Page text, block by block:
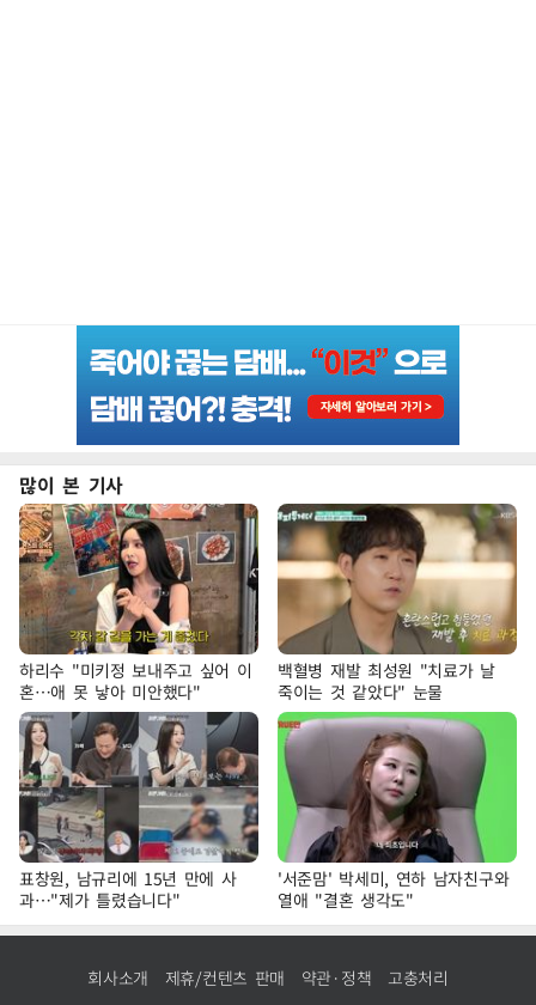
많이 본 기사
하리수 "미키정 보내주고 싶어 이
혼…애 못 낳아 미안했다"
백혈병 재발 최성원 "치료가 날
죽이는 것 같았다" 눈물
표창원, 남규리에 15년 만에 사
과…"제가 틀렸습니다"
'서준맘' 박세미, 연하 남자친구와
열애 "결혼 생각도"
회사소개 제휴/컨텐츠 판매 약관·정책 고충처리